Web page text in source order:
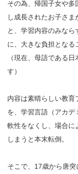
その為、帰国子女や
し成長されたお子さ
と、学習内容のみな
に、大きな負担となる
（現在、母語である
す）
内容は素晴らしい教育
を、学習言語（アカデ
軟性をなくし、場合に
しまうと本末転倒。
そこで、17歳から唐